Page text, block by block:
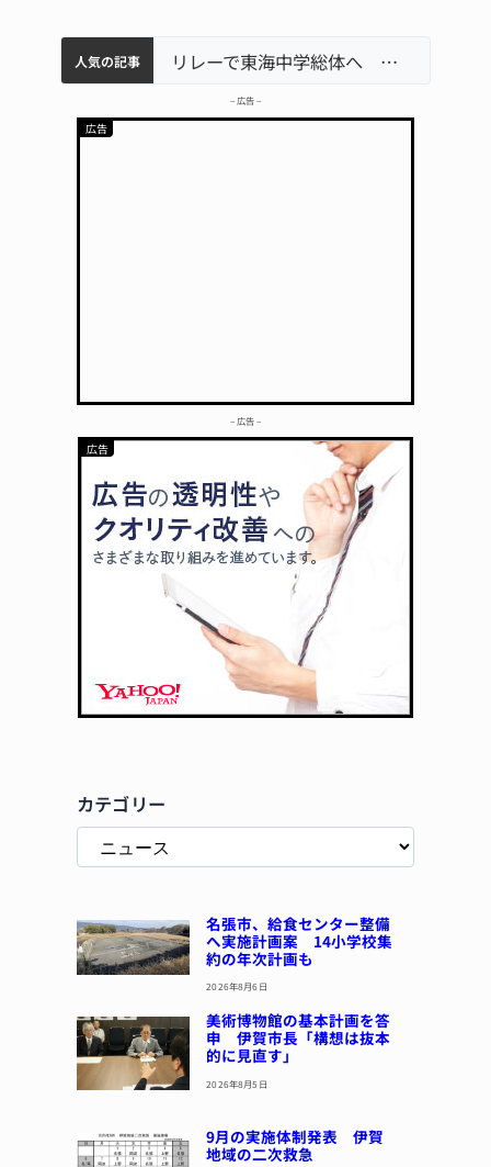
人気の記事
中学校の陶壁モニュメント 地元建設会社がボランティアで清掃 伊賀名張市立病院のDMAT、熊本地震の被災地へ 能登以来3回目の派遣
【インターハイ⑨】ソフトテニス ミス減らし上位狙う 近大高専 リレーで東海中学総体へ 伊賀・名張
– 広告 –
– 広告 –
カテゴリー
名張市、給食センター整備
へ実施計画案 14小学校集
約の年次計画も
2026年8月6日
美術博物館の基本計画を答
申 伊賀市長「構想は抜本
的に見直す」
2026年8月5日
9月の実施体制発表 伊賀
地域の二次救急